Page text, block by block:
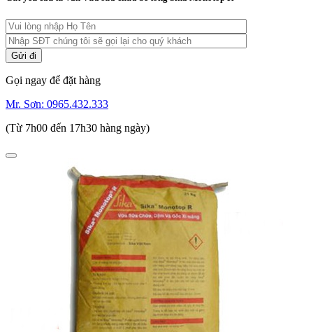
Gọi ngay để đặt hàng
Mr. Sơn: 0965.432.333
(Từ 7h00 đến 17h30 hàng ngày)